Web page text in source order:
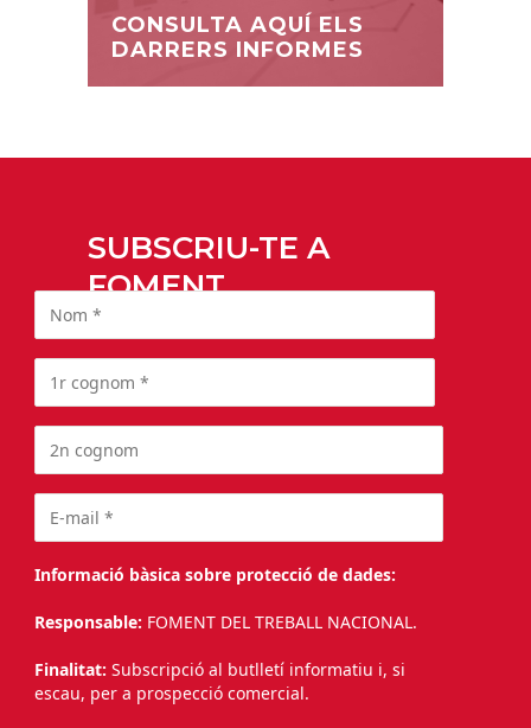
CONSULTA AQUÍ ELS
DARRERS INFORMES
SUBSCRIU-TE A
FOMENT
Informació bàsica sobre protecció de dades:
Responsable: FOMENT DEL TREBALL NACIONAL.
Finalitat: Subscripció al butlletí informatiu i, si
escau, per a prospecció comercial.